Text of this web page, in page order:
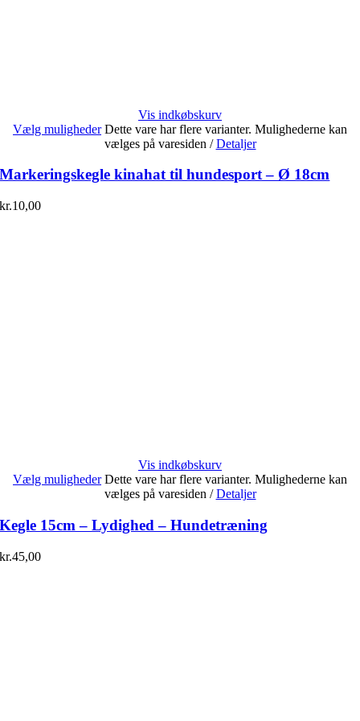
Vis indkøbskurv
Vælg muligheder Dette vare har flere varianter. Mulighederne kan
vælges på varesiden / Detaljer
Markeringskegle kinahat til hundesport – Ø 18cm
kr.10,00
Vis indkøbskurv
Vælg muligheder Dette vare har flere varianter. Mulighederne kan
vælges på varesiden / Detaljer
Kegle 15cm – Lydighed – Hundetræning
kr.45,00